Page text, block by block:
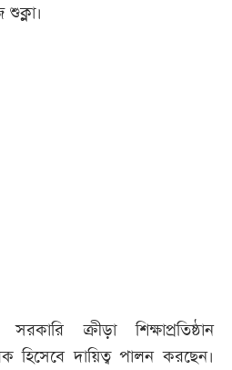
ক্রীড়া শিক্ষাপ্রতিষ্ঠান
হিসেবে দায়িত্ব পালন করছেন।